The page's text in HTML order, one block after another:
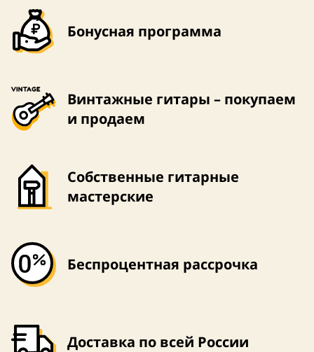
Бонусная программа
Винтажные гитары – покупаем
и продаем
Собственные гитарные
мастерские
Беспроцентная рассрочка
Доставка по всей России